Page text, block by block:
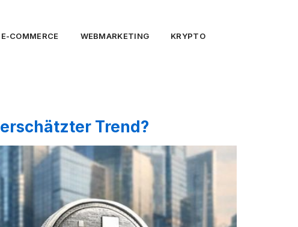
E-COMMERCE WEBMARKETING KRYPTO
Trend?